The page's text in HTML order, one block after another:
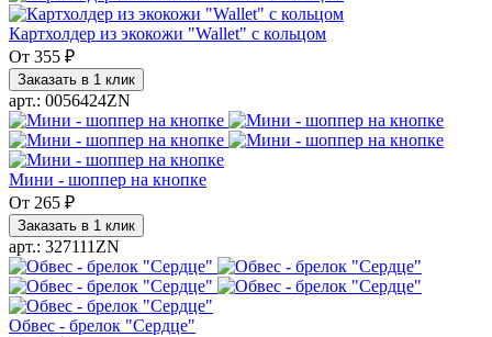
Картхолдер из экокожи "Wallet" с кольцом
От 355 ₽
Заказать в 1 клик
арт.: 0056424ZN
Мини - шоппер на кнопке
От 265 ₽
Заказать в 1 клик
арт.: 327111ZN
Обвес - брелок "Сердце"